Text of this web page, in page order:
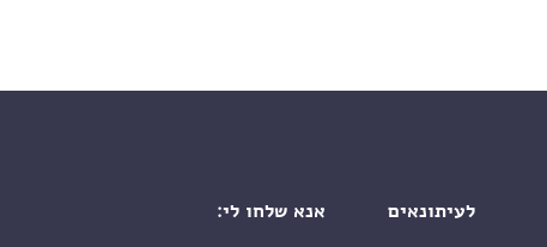
לעיתונאים אנא שלחו לי: